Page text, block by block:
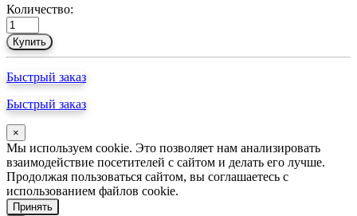
Количество:
Купить
Быстрый заказ
Быстрый заказ
×
Мы используем cookie. Это позволяет нам анализировать
взаимодействие посетителей с сайтом и делать его лучше.
Продолжая пользоваться сайтом, вы соглашаетесь с
использованием файлов cookie.
Принять